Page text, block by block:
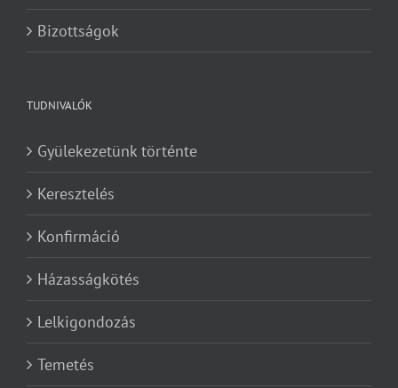
Bizottságok
TUDNIVALÓK
Gyülekezetünk történte
Keresztelés
Konfirmáció
Házasságkötés
Lelkigondozás
Temetés